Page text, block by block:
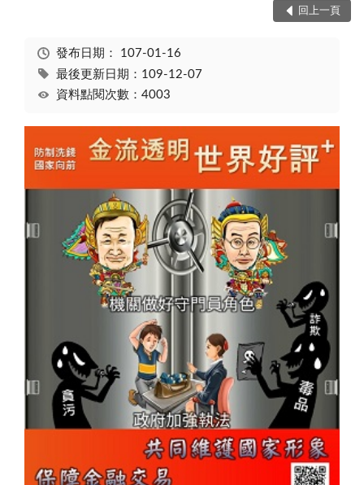
回上一頁
發布日期： 107-01-16
最後更新日期：109-12-07
資料點閱次數：4003